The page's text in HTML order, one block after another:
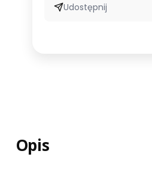
Udostępnij
Opis